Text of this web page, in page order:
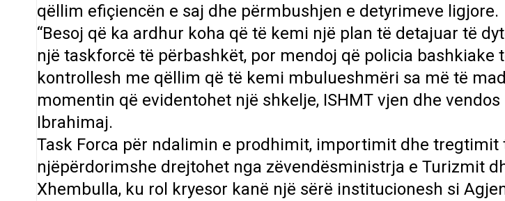
qëllim efiçiencën e saj dhe përmbushjen e detyrimeve ligjore.
“Besoj që ka ardhur koha që të kemi një plan të detajuar të
një taskforcë të përbashkët, por mendoj që policia bashkiake
kontrollesh me qëllim që të kemi mbulueshmëri sa më të
momentin që evidentohet një shkelje, ISHMT vjen dhe
Ibrahimaj.
Task Forca për ndalimin e prodhimit, importimit dhe tregtimit
njëpërdorimshe drejtohet nga zëvendësministrja e Turizmit
Xhembulla, ku rol kryesor kanë një sërë institucionesh si